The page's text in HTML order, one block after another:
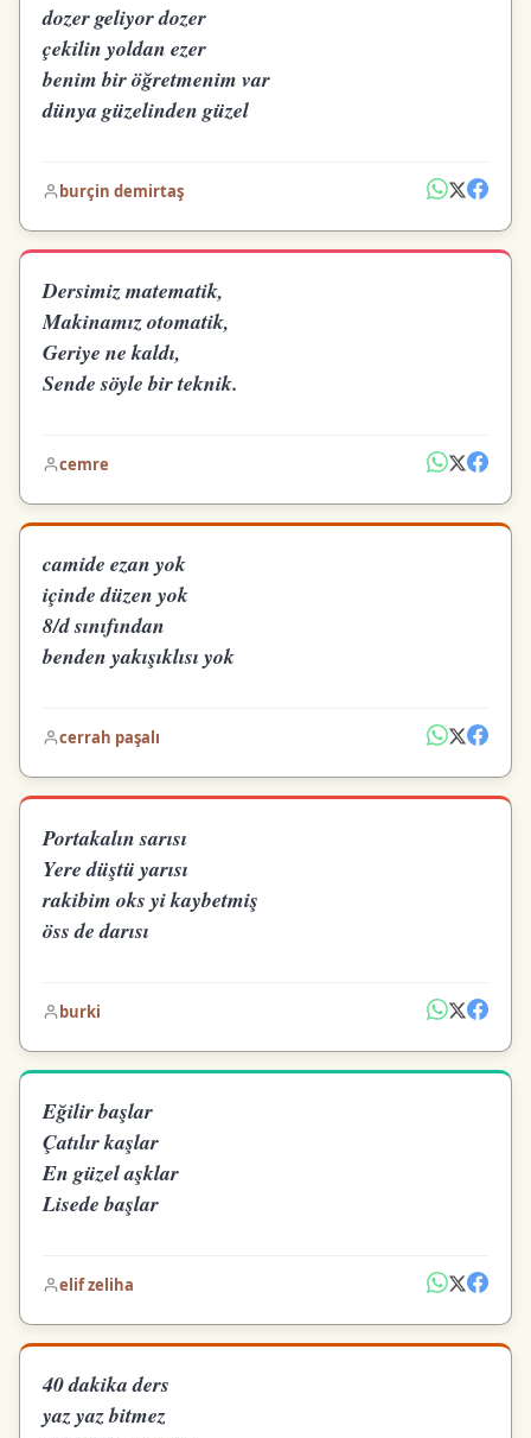
dozer geliyor dozer
çekilin yoldan ezer
benim bir öğretmenim var
dünya güzelinden güzel
burçin demirtaş
Dersimiz matematik,
Makinamız otomatik,
Geriye ne kaldı,
Sende söyle bir teknik.
cemre
camide ezan yok
içinde düzen yok
8/d sınıfından
benden yakışıklısı yok
cerrah paşalı
Portakalın sarısı
Yere düştü yarısı
rakibim oks yi kaybetmiş
öss de darısı
burki
Eğilir başlar
Çatılır kaşlar
En güzel aşklar
Lisede başlar
elif zeliha
40 dakika ders
yaz yaz bitmez